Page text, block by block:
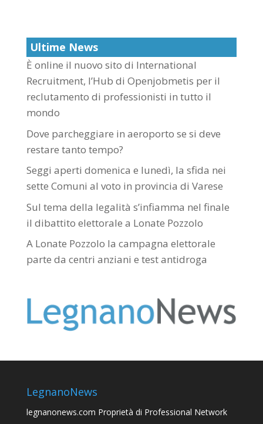
Ultime News
È online il nuovo sito di International
Recruitment, l’Hub di Openjobmetis per il
reclutamento di professionisti in tutto il
mondo
Dove parcheggiare in aeroporto se si deve
restare tanto tempo?
Seggi aperti domenica e lunedì, la sfida nei
sette Comuni al voto in provincia di Varese
Sul tema della legalità s’infiamma nel finale
il dibattito elettorale a Lonate Pozzolo
A Lonate Pozzolo la campagna elettorale
parte da centri anziani e test antidroga
LegnanoNews
legnanonews.com Proprietà di Professional Network